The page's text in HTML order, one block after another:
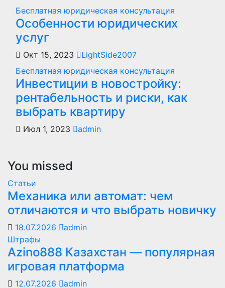
Бесплатная юридическая консультация
Особенности юридических
услуг
Окт 15, 2023
LightSide2007
Бесплатная юридическая консультация
Инвестиции в новостройку:
рентабельность и риски, как
выбрать квартиру
Июл 1, 2023 admin
You missed
Статьи
Механика или автомат: чем
отличаются и что выбрать новичку
18.07.2026
admin
Штрафы
Azino888 Казахстан — популярная
игровая платформа
12.07.2026 admin